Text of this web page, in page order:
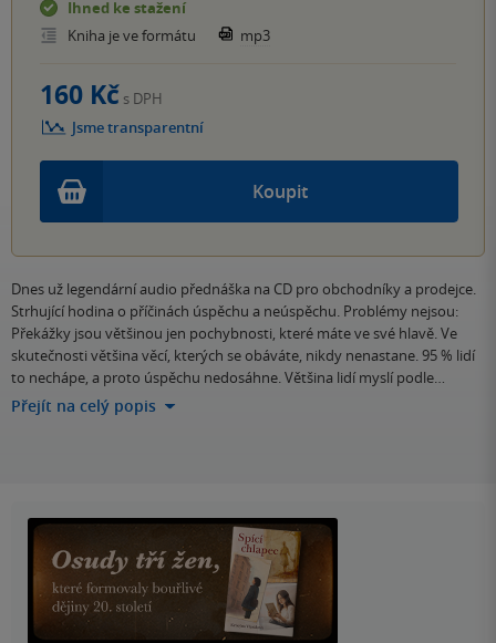
Ihned ke stažení
Kniha je ve formátu
mp3
Koupit
160 Kč s DPH
Jsme transparentní
Dnes už legendární audio přednáška na CD pro obchodníky a prodejce.
Strhující hodina o příčinách úspěchu a neúspěchu. Problémy nejsou:
Překážky jsou většinou jen pochybnosti, které máte ve své hlavě. Ve
skutečnosti většina věcí, kterých se obáváte, nikdy nenastane. 95 % lidí
to nechápe, a proto úspěchu nedosáhne. Většina lidí myslí podle…
Přejít na celý popis